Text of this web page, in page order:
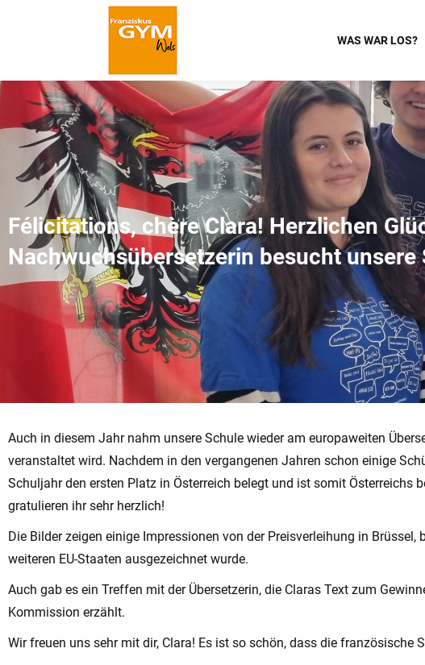
WAS WAR LOS?
Félicitations, chère Clara! Herzlichen
Nachwuchsübersetzerin besucht unsere
Auch in diesem Jahr nahm unsere Schule wieder am europaweiten
veranstaltet wird. Nachdem in den vergangenen Jahren schon einige
Schuljahr den ersten Platz in Österreich belegt und ist somit
gratulieren ihr sehr herzlich!
Die Bilder zeigen einige Impressionen von der Preisverleihung in
weiteren EU-Staaten ausgezeichnet wurde.
Auch gab es ein Treffen mit der Übersetzerin, die Claras Text zum
Kommission erzählt.
Wir freuen uns sehr mit dir, Clara! Es ist so schön, dass die französische